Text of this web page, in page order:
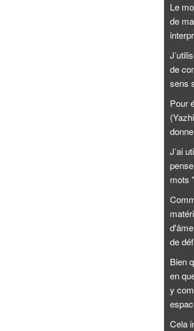
Le
de
de
sens
Pour
J’ai
mots
de
Bien
en
y
Cela